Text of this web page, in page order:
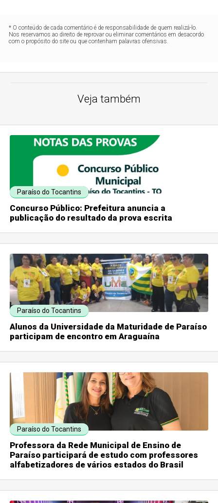
* O conteúdo de cada comentário é de responsabilidade de quem realizá-lo.
Nos reservamos ao direito de reprovar ou eliminar comentários em desacordo
com o propósito do site ou que contenham palavras ofensivas.
Veja também
Paraíso do Tocantins
Concurso Público: Prefeitura anuncia a
publicação do resultado da prova escrita
Paraíso do Tocantins
Alunos da Universidade da Maturidade de Paraíso
participam de encontro em Araguaína
Paraíso do Tocantins
Professora da Rede Municipal de Ensino de
Paraíso participará de estudo com professores
alfabetizadores de vários estados do Brasil